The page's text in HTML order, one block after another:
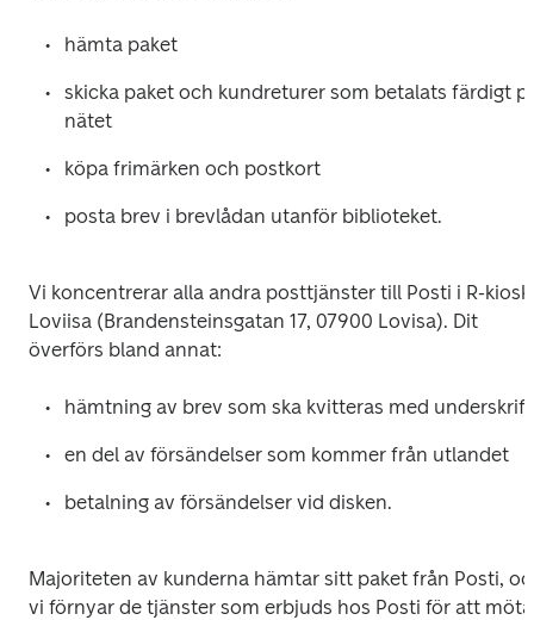
hämta paket
skicka paket och kundreturer som betalats färdigt
nätet
köpa frimärken och postkort
posta brev i brevlådan utanför biblioteket.
Vi koncentrerar alla andra posttjänster till Posti i R-kioski
Loviisa (Brandensteinsgatan 17, 07900 Lovisa). Dit
överförs bland annat:
hämtning av brev som ska kvitteras med underskrift
en del av försändelser som kommer från utlandet
betalning av försändelser vid disken.
Majoriteten av kunderna hämtar sitt paket från Posti,
vi förnyar de tjänster som erbjuds hos Posti för att möta